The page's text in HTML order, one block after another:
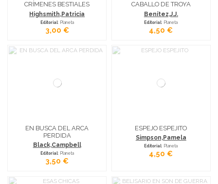
CRÍMENES BESTIALES
Highsmith,Patricia
Editorial: Planeta
3,00 €
CABALLO DE TROYA
Benítez,J.J.
Editorial: Planeta
4,50 €
EN BUSCA DEL ARCA
PERDIDA
Black,Campbell
Editorial: Planeta
3,50 €
ESPEJO ESPEJITO
Simpson,Pamela
Editorial: Planeta
4,50 €